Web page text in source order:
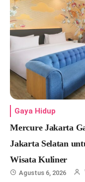
Gaya Hidup
Mercure Jakarta
Jakarta Selatan
Wisata Kuliner
Agustus 6, 2026